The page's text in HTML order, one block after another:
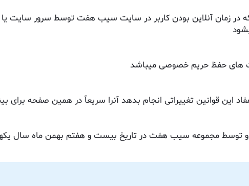
که در زمان آنلاین بودن کاربر در سایت سیب هفت توسط سرور
های حفظ حریم خصوصی میباشد
این قوانین تغییراتی انجام بدهد آنرا سریعآ در همین صفحه برای
و توسط مجموعه سیب هفت در تاریخ بیست و هفتم بهمن ماه سال